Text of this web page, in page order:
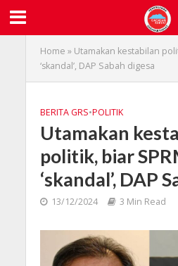
Home » Utamakan kestabilan
‘skandal’, DAP Sabah digesa
BERITA GRS•POLITIK
Utamakan
politik, biar
‘skandal’, DAP
13/12/2024 3 Min Read